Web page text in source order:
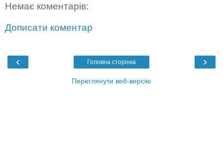
Немає коментарів:
Дописати коментар
‹ ›
Головна сторінка
Переглянути веб-версію